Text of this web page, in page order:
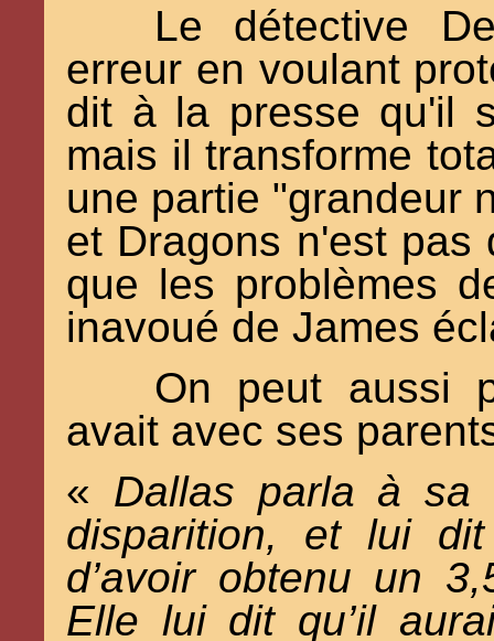
Le détective
erreur en voulant
dit à la presse qu'il
mais il transforme
une partie "grandeur
et Dragons n'est
que les problèmes
inavoué de James
On peut aussi
avait avec ses
« Dallas parla à sa
disparition, et lui
d’avoir obtenu un
Elle lui dit qu’il